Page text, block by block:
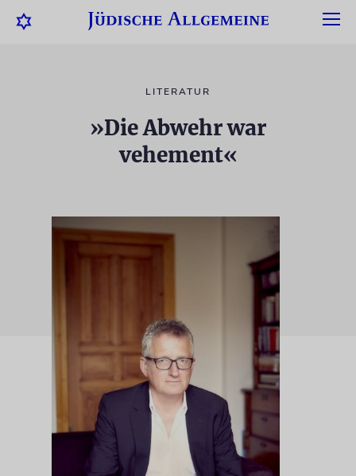
LITERATUR
»Die Abwehr war
vehement«